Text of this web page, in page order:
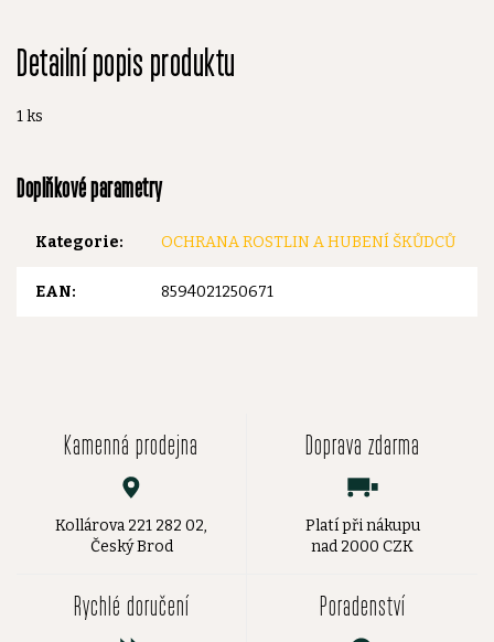
Detailní popis produktu
1 ks
Doplňkové parametry
Kategorie: OCHRANA ROSTLIN A HUBENÍ ŠKŮDCŮ
EAN: 8594021250671
Kamenná prodejna
Kollárova 221 282 02,
Český Brod
Doprava zdarma
Platí při nákupu
nad 2000 CZK
Rychlé doručení Poradenství